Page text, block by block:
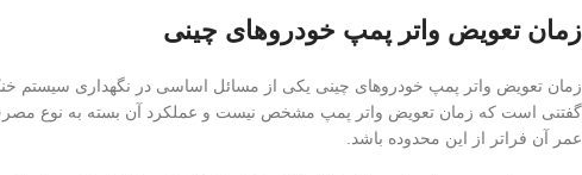
زمان تعویض واتر پمپ خودروهای چینی
زمان تعویض واتر پمپ خودروهای چینی یکی از مسائل اساسی در نگهداری سیستم
عمر آن فراتر از این محدوده باشد.